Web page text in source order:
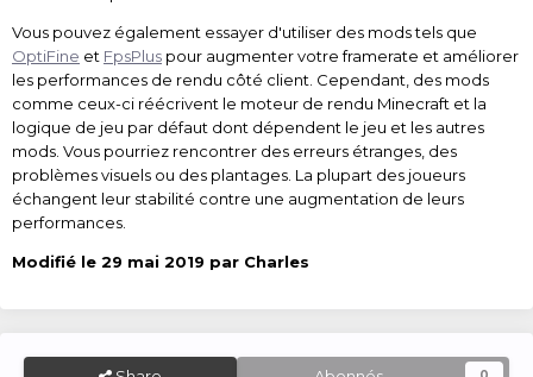
Vous pouvez également essayer d'utiliser des mods tels que
OptiFine et FpsPlus pour augmenter votre framerate et améliorer
les performances de rendu côté client. Cependant, des mods
comme ceux-ci réécrivent le moteur de rendu Minecraft et la
logique de jeu par défaut dont dépendent le jeu et les autres
mods. Vous pourriez rencontrer des erreurs étranges, des
problèmes visuels ou des plantages. La plupart des joueurs
échangent leur stabilité contre une augmentation de leurs
performances.
Modifié le 29 mai 2019 par Charles